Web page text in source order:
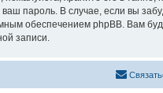
пароль. В случае, если вы
обеспечением phpBB. Вам
записи.